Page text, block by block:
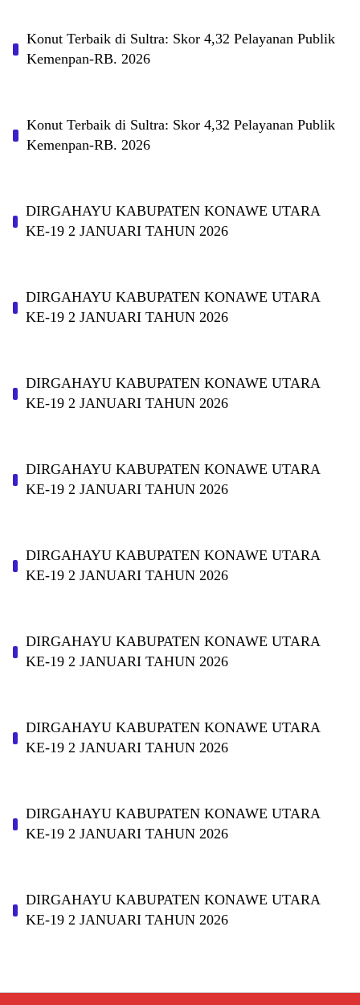
Konut Terbaik di Sultra: Skor 4,32 Pelayanan Publik
Kemenpan-RB. 2026
Konut Terbaik di Sultra: Skor 4,32 Pelayanan Publik
Kemenpan-RB. 2026
DIRGAHAYU KABUPATEN KONAWE UTARA
KE-19 2 JANUARI TAHUN 2026
DIRGAHAYU KABUPATEN KONAWE UTARA
KE-19 2 JANUARI TAHUN 2026
DIRGAHAYU KABUPATEN KONAWE UTARA
KE-19 2 JANUARI TAHUN 2026
DIRGAHAYU KABUPATEN KONAWE UTARA
KE-19 2 JANUARI TAHUN 2026
DIRGAHAYU KABUPATEN KONAWE UTARA
KE-19 2 JANUARI TAHUN 2026
DIRGAHAYU KABUPATEN KONAWE UTARA
KE-19 2 JANUARI TAHUN 2026
DIRGAHAYU KABUPATEN KONAWE UTARA
KE-19 2 JANUARI TAHUN 2026
DIRGAHAYU KABUPATEN KONAWE UTARA
KE-19 2 JANUARI TAHUN 2026
DIRGAHAYU KABUPATEN KONAWE UTARA
KE-19 2 JANUARI TAHUN 2026